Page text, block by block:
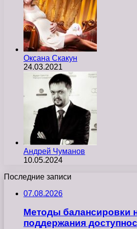
Оксана Скакун
24.03.2021
Андрей Чуманов
10.05.2024
Последние записи
07.08.2026
Методы балансировки
поддержания